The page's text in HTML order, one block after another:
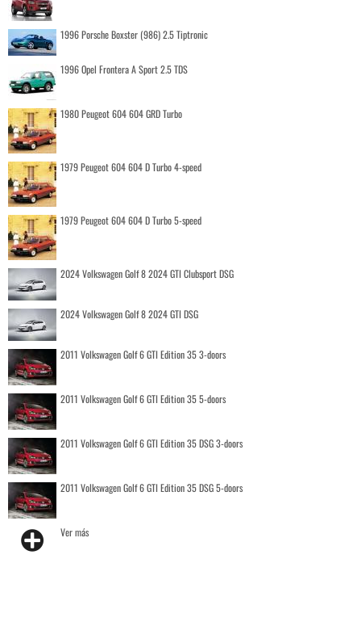
1996 Porsche Boxster (986) 2.5 Tiptronic
1996 Opel Frontera A Sport 2.5 TDS
1980 Peugeot 604 604 GRD Turbo
1979 Peugeot 604 604 D Turbo 4-speed
1979 Peugeot 604 604 D Turbo 5-speed
2024 Volkswagen Golf 8 2024 GTI Clubsport DSG
2024 Volkswagen Golf 8 2024 GTI DSG
2011 Volkswagen Golf 6 GTI Edition 35 3-doors
2011 Volkswagen Golf 6 GTI Edition 35 5-doors
2011 Volkswagen Golf 6 GTI Edition 35 DSG 3-doors
2011 Volkswagen Golf 6 GTI Edition 35 DSG 5-doors
Ver más